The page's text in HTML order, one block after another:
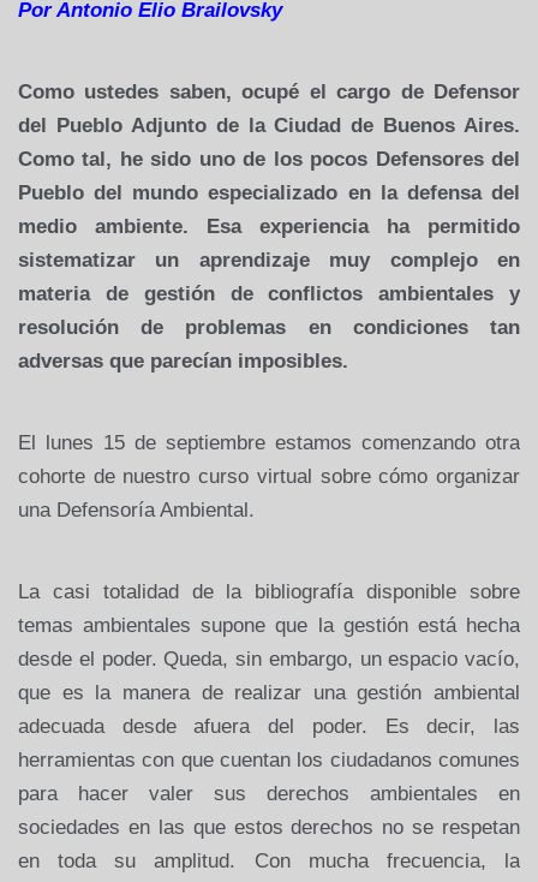
Por Antonio Elio Brailovsky
Como ustedes saben, ocupé el cargo de Defensor
del Pueblo Adjunto de la Ciudad de Buenos Aires.
Como tal, he sido uno de los pocos Defensores del
Pueblo del mundo especializado en la defensa del
medio ambiente. Esa experiencia ha permitido
sistematizar un aprendizaje muy complejo en
materia de gestión de conflictos ambientales y
resolución de problemas en condiciones tan
adversas que parecían imposibles.
El lunes 15 de septiembre estamos comenzando otra
cohorte de nuestro curso virtual sobre cómo organizar
una Defensoría Ambiental.
La casi totalidad de la bibliografía disponible sobre
temas ambientales supone que la gestión está hecha
desde el poder. Queda, sin embargo, un espacio vacío,
que es la manera de realizar una gestión ambiental
adecuada desde afuera del poder. Es decir, las
herramientas con que cuentan los ciudadanos comunes
para hacer valer sus derechos ambientales en
sociedades en las que estos derechos no se respetan
en toda su amplitud. Con mucha frecuencia, la